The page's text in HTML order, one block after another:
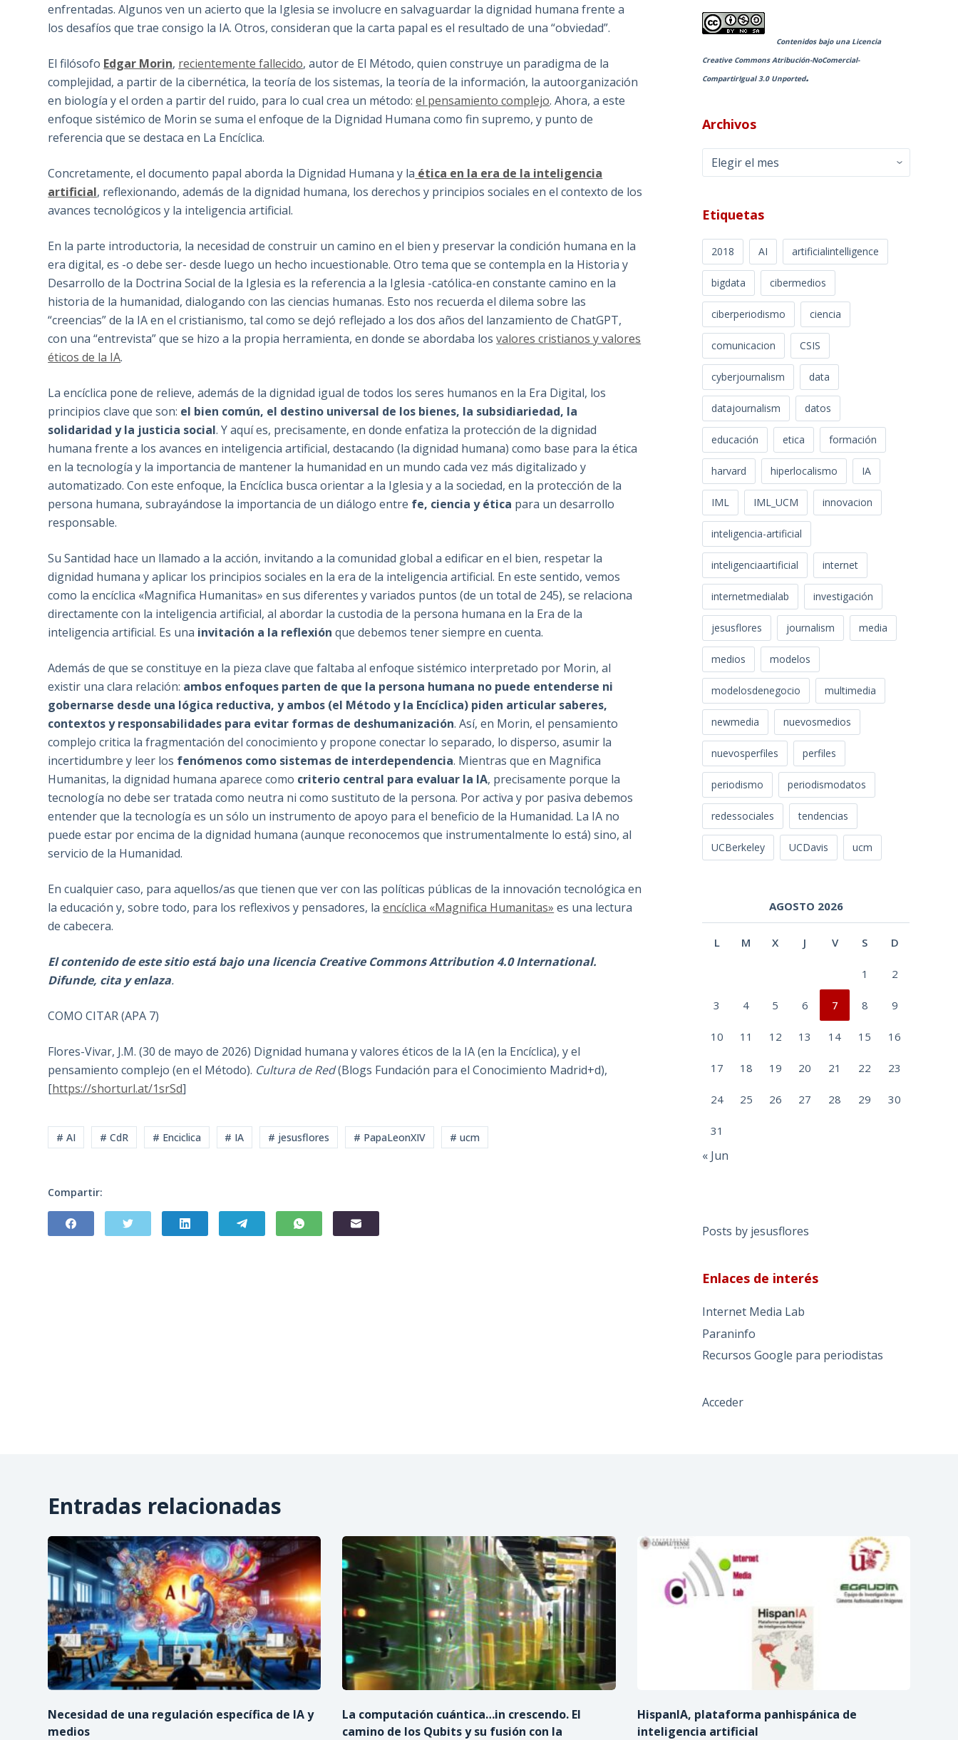
enfrentadas. Algunos ven un acierto que la Iglesia se involucre en salvaguardar la dignidad humana frente a
los desafíos que trae consigo la IA. Otros, consideran que la carta papal es el resultado de una “obviedad”.
El filósofo Edgar Morin, recientemente fallecido, autor de El Método, quien construye un paradigma de la
complejidad, a partir de la cibernética, la teoría de los sistemas, la teoría de la información, la autoorganización
en biología y el orden a partir del ruido, para lo cual crea un método:el pensamiento complejo. Ahora, a este
enfoque sistémico de Morin se suma el enfoque de la Dignidad Humana como fin supremo, y punto de
referencia que se destaca en La Encíclica.
Concretamente, el documento papal aborda la Dignidad Humana y la ética en la era de la inteligencia
artificial, reflexionando, además de la dignidad humana, los derechos y principios sociales en el contexto de los
avances tecnológicos y la inteligencia artificial.
En la parte introductoria, la necesidad de construir un camino en el bien y preservar la condición humana en la
era digital, es -o debe ser- desde luego un hecho incuestionable. Otro tema que se contempla en la Historia y
Desarrollo de la Doctrina Social de la Iglesia es la referencia a la Iglesia -católica-en constante camino en la
historia de la humanidad, dialogando con las ciencias humanas. Esto nos recuerda el dilema sobre las
“creencias” de la IA en el cristianismo, tal como se dejó reflejado a los dos años del lanzamiento de ChatGPT,
con una “entrevista” que se hizo a la propia herramienta, en donde se abordaba losvalores cristianos y valores
éticos de la IA.
La encíclica pone de relieve, además de la dignidad igual de todos los seres humanos en la Era Digital, los
principios clave que son: el bien común, el destino universal de los bienes, la subsidiariedad, la
solidaridad y la justicia social. Y aquí es, precisamente, en donde enfatiza la protección de la dignidad
humana frente a los avances en inteligencia artificial, destacando (la dignidad humana) como base para la ética
en la tecnología y la importancia de mantener la humanidad en un mundo cada vez más digitalizado y
automatizado. Con este enfoque, la Encíclica busca orientar a la Iglesia y a la sociedad, en la protección de la
persona humana, subrayándose la importancia de un diálogo entre fe, ciencia y ética para un desarrollo
responsable.
Su Santidad hace un llamado a la acción, invitando a la comunidad global a edificar en el bien, respetar la
dignidad humana y aplicar los principios sociales en la era de la inteligencia artificial. En este sentido, vemos
como la encíclica «Magnifica Humanitas» en sus diferentes y variados puntos (de un total de 245), se relaciona
directamente con la inteligencia artificial, al abordar la custodia de la persona humana en la Era de la
inteligencia artificial. Es una invitación a la reflexión que debemos tener siempre en cuenta.
Además de que se constituye en la pieza clave que faltaba al enfoque sistémico interpretado por Morin, al
existir una clara relación: ambos enfoques parten de que la persona humana no puede entenderse ni
gobernarse desde una lógica reductiva, y ambos (el Método y la Encíclica) piden articular saberes,
contextos y responsabilidades para evitar formas de deshumanización. Así, en Morin, el pensamiento
complejo critica la fragmentación del conocimiento y propone conectar lo separado, lo disperso, asumir la
incertidumbre y leer los fenómenos como sistemas de interdependencia. Mientras que en Magnifica
Humanitas, la dignidad humana aparece como criterio central para evaluar la IA, precisamente porque la
tecnología no debe ser tratada como neutra ni como sustituto de la persona. Por activa y por pasiva debemos
entender que la tecnología es un sólo un instrumento de apoyo para el beneficio de la Humanidad. La IA no
puede estar por encima de la dignidad humana (aunque reconocemos que instrumentalmente lo está) sino, al
servicio de la Humanidad.
En cualquier caso, para aquellos/as que tienen que ver con las políticas públicas de la innovación tecnológica en
la educación y, sobre todo, para los reflexivos y pensadores, laencíclica «Magnifica Humanitas» es una lectura
de cabecera.
El contenido de este sitio está bajo una licencia Creative Commons Attribution 4.0 International.
Difunde, cita y enlaza.
COMO CITAR (APA 7)
Flores-Vivar, J.M. (30 de mayo de 2026) Dignidad humana y valores éticos de la IA (en la Encíclica), y el
pensamiento complejo (en el Método). Cultura de Red(Blogs Fundación para el Conocimiento Madrid+d),
[https://shorturl.at/1srSd]
# AI # CdR # Enciclica # IA # jesusflores # PapaLeonXIV # ucm
Compartir:
Contenidos bajo una Licencia
Creative Commons Atribución-NoComercial-
CompartirIgual 3.0 Unported.
Archivos
Archivos
Etiquetas
2018 AI artificialintelligence
bigdata cibermedios
ciberperiodismo ciencia
comunicacion CSIS
cyberjournalism data
datajournalism datos
educación etica formación
harvard hiperlocalismo IA
IML IML_UCM innovacion
inteligencia-artificial
inteligenciaartificial internet
internetmedialab investigación
jesusflores journalism media
medios modelos
modelosdenegocio multimedia
newmedia nuevosmedios
nuevosperfiles perfiles
periodismo periodismodatos
redessociales tendencias
UCBerkeley UCDavis ucm
AGOSTO 2026
L M X J V S D
1 2
3 4 5 6 7 8 9
10 11 12 13 14 15 16
17 18 19 20 21 22 23
24 25 26 27 28 29 30
31
« Jun
Posts by jesusflores
Enlaces de interés
Internet Media Lab
Paraninfo
Recursos Google para periodistas
Acceder
Entradas relacionadas
Necesidad de una regulación específica de IA y
medios
La computación cuántica…in crescendo. El
camino de los Qubits y su fusión con la
HispanIA, plataforma panhispánica de
inteligencia artificial